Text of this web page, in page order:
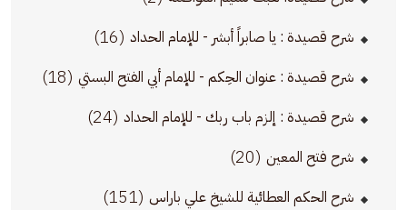
شرح قصيدة : يا صابراً أبشر - للإمام الحداد (16)
شرح قصيدة : عنوان الحِكم - للإمام أبي الفتح البستي (18)
شرح قصيدة : إلزم باب ربك - للإمام الحداد (24)
شرح فتح المعين (20)
شرح الحكم العطائية للشيخ علي باراس (151)